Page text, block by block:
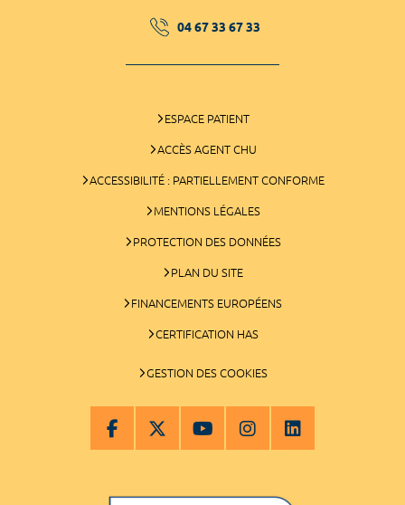
04 67 33 67 33
ESPACE PATIENT
ACCÈS AGENT CHU
ACCESSIBILITÉ : PARTIELLEMENT CONFORME
MENTIONS LÉGALES
PROTECTION DES DONNÉES
PLAN DU SITE
FINANCEMENTS EUROPÉENS
CERTIFICATION HAS
GESTION DES COOKIES